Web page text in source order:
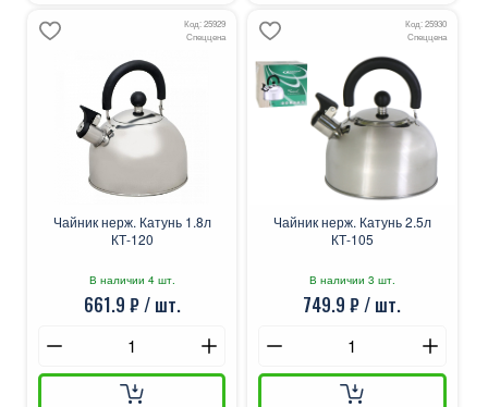
Код: 25929
Спеццена
Чайник нерж. Катунь 1.8л
КТ-120
В наличии 4 шт.
661.9 ₽ / шт.
Код: 25930
Спеццена
Чайник нерж. Катунь 2.5л
КТ-105
В наличии 3 шт.
749.9 ₽ / шт.